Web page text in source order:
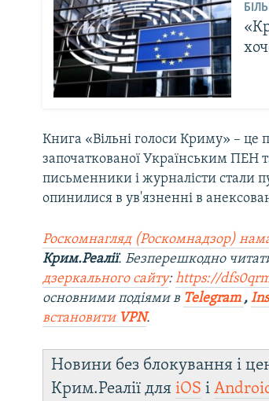
Книга «Вільні голоси Криму» –
започаткованої Українським ПЕН
письменники і журналісти стали
опинилися в ув'язненні в
Роскомнагляд (Роскомнадзор)
Крим.Реалії. Безперешкодно
дзеркального сайту:https://
основними подіями в Telegram ,
встановити VPN.
Новини без блокування і
Крим.Реалії дляiOS і